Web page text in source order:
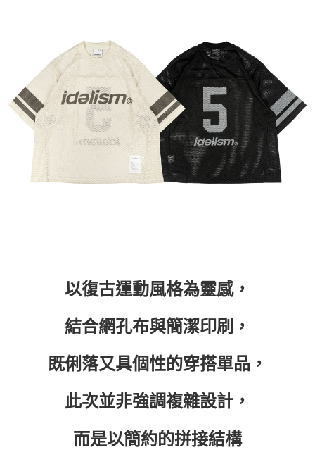
每筆NT$60，滿NT$399(含以上)免運費
付款後7-11取貨
每筆NT$60，滿NT$399(含以上)免運費
順豐快遞宅配
每筆NT$150，滿NT$6,000(含以上)免運費
付款後門市自取
以復古運動風格為靈感，
結合網孔布與簡潔印刷，
既俐落又具個性的穿搭單品，
此次並非強調複雜設計，
而是以簡約的拼接結構